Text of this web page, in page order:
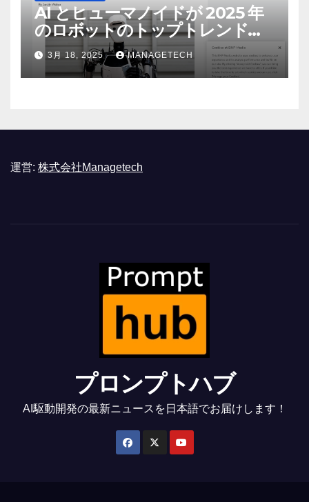
AI とヒューマノイドが 2025 年
のロボットのトップトレンドに |
ASSEMBLY
3月 18, 2025 MANAGETECH
運営: 株式会社Managetech
プロンプトハブ
AI駆動開発の最新ニュースを日本語でお届けします！